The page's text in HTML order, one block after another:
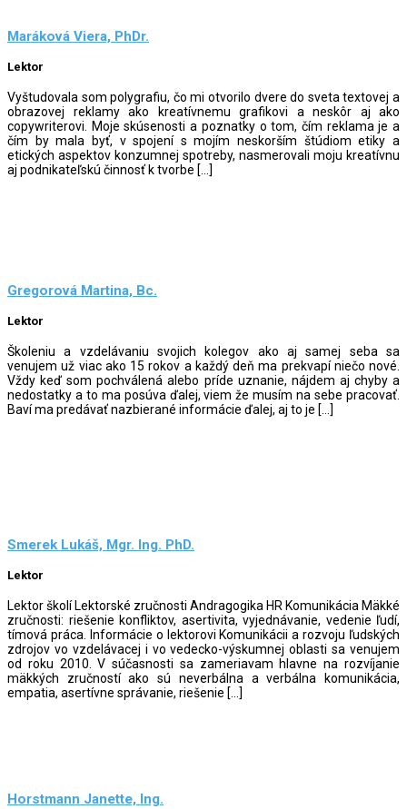
Maráková Viera, PhDr.
Lektor
Vyštudovala som polygrafiu, čo mi otvorilo dvere do sveta textovej a
obrazovej reklamy ako kreatívnemu grafikovi a neskôr aj ako
copywriterovi. Moje skúsenosti a poznatky o tom, čím reklama je a
čím by mala byť, v spojení s mojím neskorším štúdiom etiky a
etických aspektov konzumnej spotreby, nasmerovali moju kreatívnu
aj podnikateľskú činnosť k tvorbe […]
Gregorová Martina, Bc.
Lektor
Školeniu a vzdelávaniu svojich kolegov ako aj samej seba sa
venujem už viac ako 15 rokov a každý deň ma prekvapí niečo nové.
Vždy keď som pochválená alebo príde uznanie, nájdem aj chyby a
nedostatky a to ma posúva ďalej, viem že musím na sebe pracovať.
Baví ma predávať nazbierané informácie ďalej, aj to je […]
Smerek Lukáš, Mgr. Ing. PhD.
Lektor
Lektor školí Lektorské zručnosti Andragogika HR Komunikácia Mäkké
zručnosti: riešenie konfliktov, asertivita, vyjednávanie, vedenie ľudí,
tímová práca. Informácie o lektorovi Komunikácii a rozvoju ľudských
zdrojov vo vzdelávacej i vo vedecko-výskumnej oblasti sa venujem
od roku 2010. V súčasnosti sa zameriavam hlavne na rozvíjanie
mäkkých zručností ako sú neverbálna a verbálna komunikácia,
empatia, asertívne správanie, riešenie […]
Horstmann Janette, Ing.